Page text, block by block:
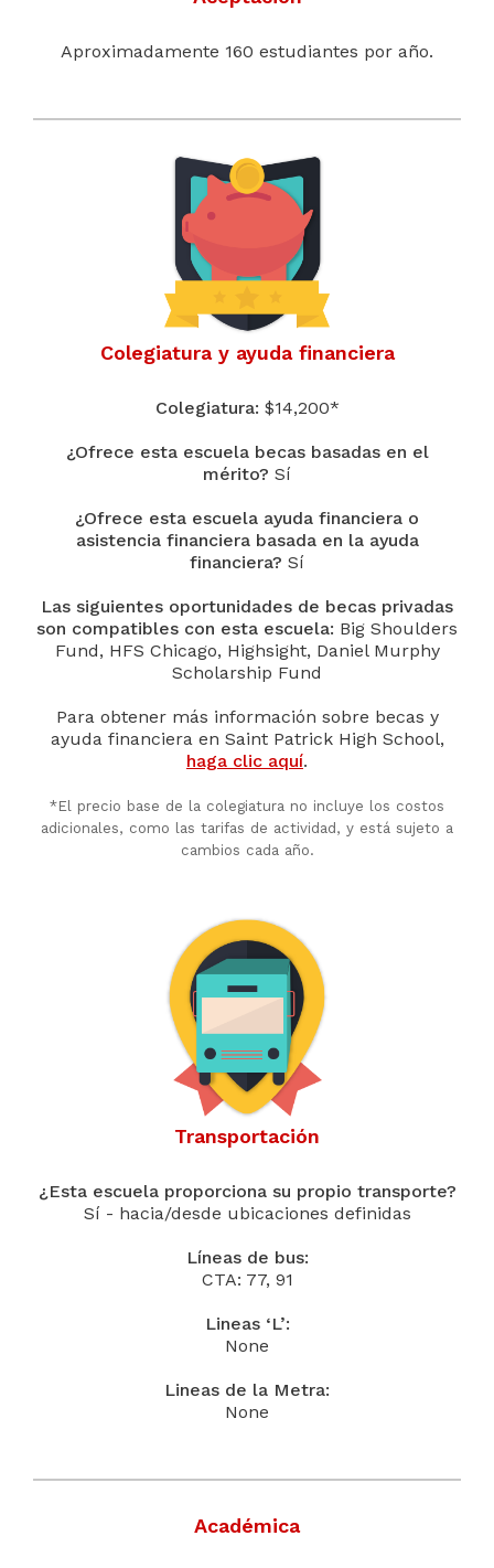
Aproximadamente 160 estudiantes por año.
Colegiatura y ayuda financiera
Colegiatura: $14,200*
¿Ofrece esta escuela becas basadas en el
mérito? Sí
¿Ofrece esta escuela ayuda financiera o
asistencia financiera basada en la ayuda
financiera? Sí
Las siguientes oportunidades de becas privadas
son compatibles con esta escuela: Big Shoulders
Fund, HFS Chicago, Highsight, Daniel Murphy
Scholarship Fund
Para obtener más información sobre becas y
ayuda financiera en Saint Patrick High School,
haga clic aquí.
*El precio base de la colegiatura no incluye los costos
adicionales, como las tarifas de actividad, y está sujeto a
cambios cada año.
Transportación
¿Esta escuela proporciona su propio transporte?
Sí - hacia/desde ubicaciones definidas
Líneas de bus:
CTA: 77, 91
Lineas ‘L’:
None
Lineas de la Metra:
None
Académica